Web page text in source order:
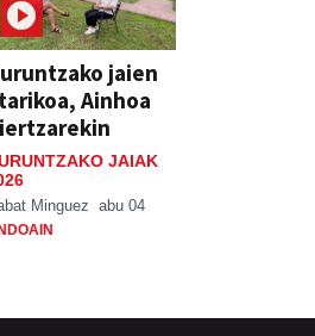
jaien
Ainhoa
JAIAK
Minguez abu 04